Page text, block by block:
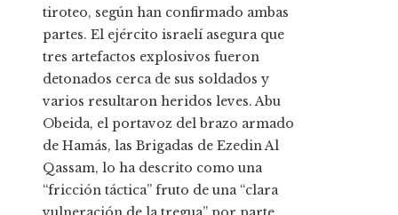
tiroteo, según han confirmado ambas
partes. El ejército israelí asegura que
tres artefactos explosivos fueron
detonados cerca de sus soldados y
varios resultaron heridos leves. Abu
Obeida, el portavoz del brazo armado
de Hamás, las Brigadas de Ezedin Al
Qassam, lo ha descrito como una
“fricción táctica” fruto de una “clara